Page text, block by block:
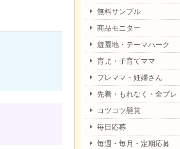
無料サンプル
商品モニター
遊園地・テーマパーク
育児・子育てママ
プレママ・妊婦さん
先着・もれなく・全プレ
コツコツ懸賞
毎日応募
毎週・毎月・定期応募